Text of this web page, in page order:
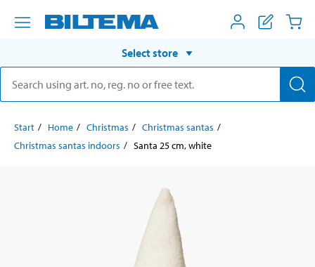
Select store
Start Home Christmas
Christmas santas
Christmas santas indoors
Santa 25 cm, white